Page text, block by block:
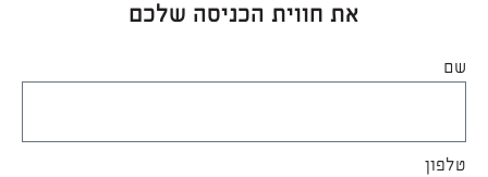
את חווית הכניסה שלכם
שם
טלפון